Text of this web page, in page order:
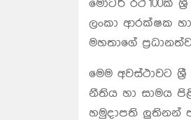
මෝටර් රථ 100ක්
ලංකා ආරක්ෂක
මහතාගේ
මෙම අවස්ථාවට
නීතිය හා සාමය
හමුදාපති ලුතිනන්